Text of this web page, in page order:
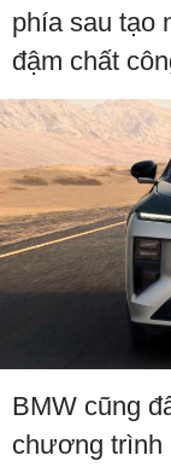
phía sau tạo
đậm chất
BMW cũng
chương trình